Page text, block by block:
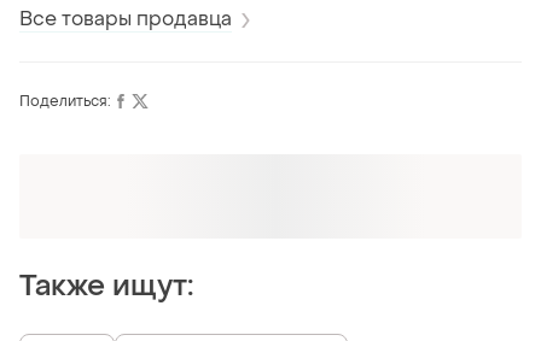
Все товары продавца
Поделиться:
Также ищут: